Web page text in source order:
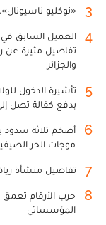
3 «نوكليو
4
العميل السابق
تفاصيل مثيرة عن
والجزائر
5
بدفع كفالة تصل إلى 20 ألف
6
أضخم ثلاثة
موجات الحر
7 تفاصيل منشأة
8
حرب الأرقام
المؤسساتي